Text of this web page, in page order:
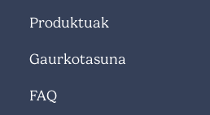
Produktuak
Gaurkotasuna
FAQ